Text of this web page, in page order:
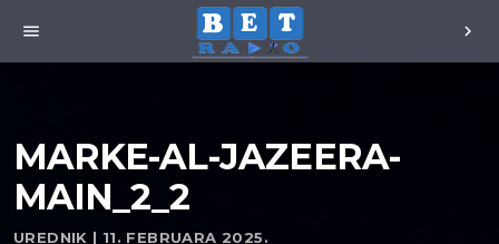
menu chevron_right
MARKE-AL-JAZEERA-
MAIN_2_2
UREDNIK | 11. FEBRUARA 2025.